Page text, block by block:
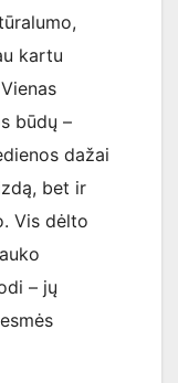
kartu
būdų –
dažai
bet ir
Vis dėlto
– jų